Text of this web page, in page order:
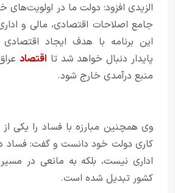
الزیدی افزود: دولت ما در اولویت‌های
جامع اصلاحات اقتصادی، مالی و
این برنامه با هدف ایجاد
پایدار دنبال خواهد شد تا اقتصاد
منبع درآمدی خارج شود.
وی همچنین مبارزه با فساد را یکی
کاری دولت خود دانست و گفت: فساد
اداری نیست، بلکه به مانعی در
کشور تبدیل شده است.